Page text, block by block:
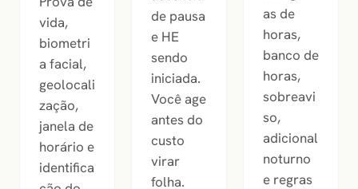
vida,
biometri
a facial,
geolocali
zação,
janela de
horário e
identifica
de pausa
e HE
sendo
iniciada.
Você age
antes do
custo
virar
folha.
as de
horas,
banco de
horas,
sobreavi
so,
adicional
noturno
e regras